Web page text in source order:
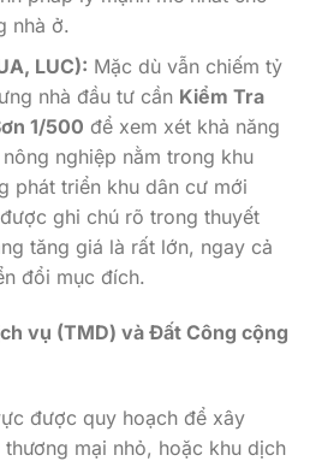
nhà ở.
LUC): Mặc dù vẫn chiếm tỷ
nhà đầu tư cần Kiểm Tra
1/500 để xem xét khả năng
nghiệp nằm trong khu
phát triển khu dân cư mới
ghi chú rõ trong thuyết
tăng giá là rất lớn, ngay cả
đổi mục đích.
vụ (TMD) và Đất Công cộng
được quy hoạch để xây
mại nhỏ, hoặc khu dịch